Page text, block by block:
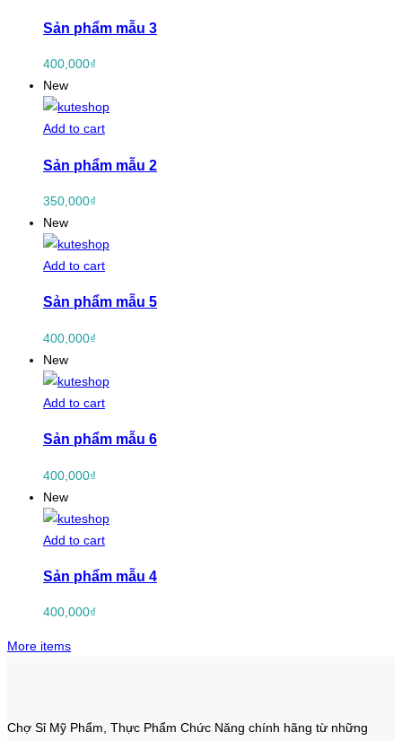
Sản phẩm mẫu 3
400,000₫
New
Add to cart
Sản phẩm mẫu 2
350,000₫
New
Add to cart
Sản phẩm mẫu 5
400,000₫
New
Add to cart
Sản phẩm mẫu 6
400,000₫
New
Add to cart
Sản phẩm mẫu 4
400,000₫
More items
Chợ Sỉ Mỹ Phẩm, Thực Phẩm Chức Năng chính hãng từ những